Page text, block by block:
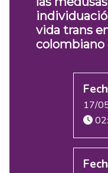
vida trans
colombiano
17/